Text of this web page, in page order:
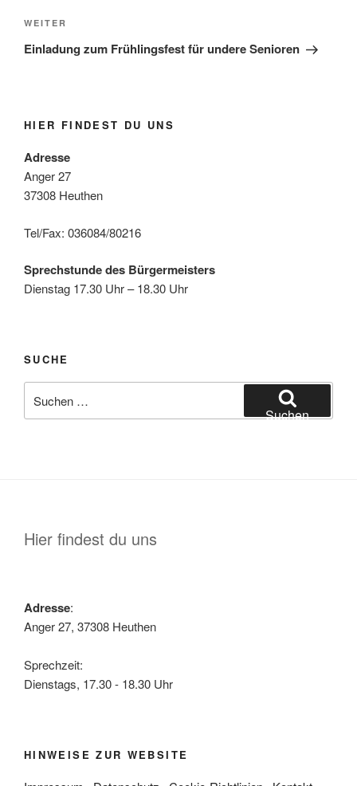
Nächster
Beitrag
WEITER
Einladung zum Frühlingsfest für undere Senioren
HIER FINDEST DU UNS
Adresse
Anger 27
37308 Heuthen
Tel/Fax: 036084/80216
Sprechstunde des Bürgermeisters
Dienstag 17.30 Uhr – 18.30 Uhr
SUCHE
nach:
Suchen
Hier findest du uns
Adresse:
Anger 27, 37308 Heuthen
Sprechzeit:
Dienstags, 17.30 - 18.30 Uhr
HINWEISE ZUR WEBSITE